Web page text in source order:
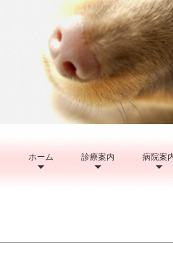
ホーム 診療案内 病院案